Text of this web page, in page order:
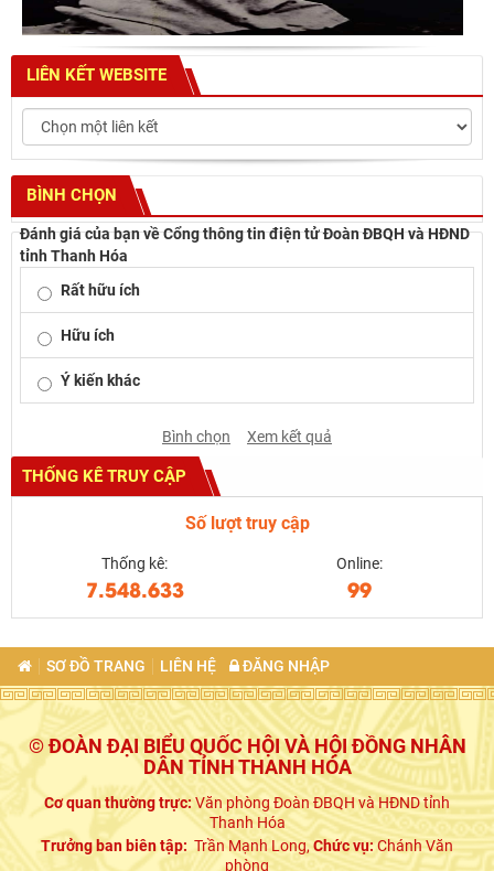
LIÊN KẾT WEBSITE
BÌNH CHỌN
Đánh giá của bạn về Cổng thông tin điện tử Đoàn ĐBQH và HĐND
tỉnh Thanh Hóa
Rất hữu ích
Hữu ích
Ý kiến khác
Bình chọn Xem kết quả
THỐNG KÊ TRUY CẬP
Số lượt truy cập
Thống kê:
7.548.633
Online:
99
SƠ ĐỒ TRANG LIÊN HỆ ĐĂNG NHẬP
© ĐOÀN ĐẠI BIỂU QUỐC HỘI VÀ HỘI ĐỒNG NHÂN
DÂN TỈNH THANH HÓA
Cơ quan thường trực:Văn phòng Đoàn ĐBQH và HĐND tỉnh
Thanh Hóa
Trưởng ban biên tập: Trần Mạnh Long,Chức vụ:Chánh Văn
phòng